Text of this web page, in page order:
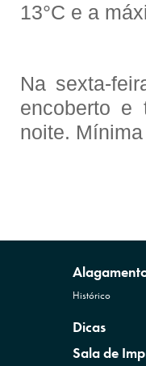
13°C e a
Na sexta-
encoberto e
noite.
Histórico
Dicas
Sala de